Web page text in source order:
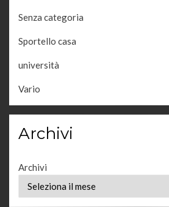
Senza categoria
Sportello casa
università
Vario
Archivi
Archivi